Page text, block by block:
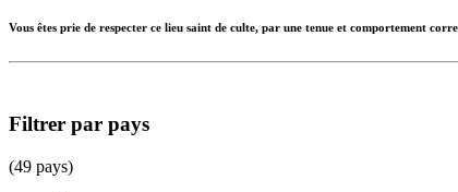
Vous êtes prie de respecter ce lieu saint de culte, par une tenue et comportement
Filtrer par pays
(49 pays)